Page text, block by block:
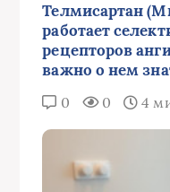
Телмисартан
работает
рецепторов
важно о нем
0 0 4